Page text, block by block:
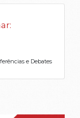
e Debates